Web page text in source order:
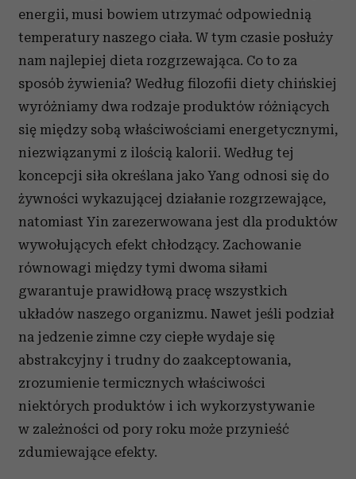
energii, musi bowiem utrzymać odpowiednią
temperatury naszego ciała. W tym czasie posłuży
nam najlepiej dieta rozgrzewająca. Co to za
sposób żywienia? Według filozofii diety chińskiej
wyróżniamy dwa rodzaje produktów różniących
się między sobą właściwościami energetycznymi,
niezwiązanymi z ilością kalorii. Według tej
koncepcji siła określana jako Yang odnosi się do
żywności wykazującej działanie rozgrzewające,
natomiast Yin zarezerwowana jest dla produktów
wywołujących efekt chłodzący. Zachowanie
równowagi między tymi dwoma siłami
gwarantuje prawidłową pracę wszystkich
układów naszego organizmu. Nawet jeśli podział
na jedzenie zimne czy ciepłe wydaje się
abstrakcyjny i trudny do zaakceptowania,
zrozumienie termicznych właściwości
niektórych produktów i ich wykorzystywanie
w zależności od pory roku może przynieść
zdumiewające efekty.